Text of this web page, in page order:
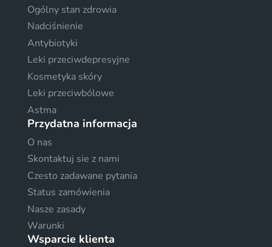
Ogólny stan zdrowia
Nadciśnienie
Antybiotyki
Leki przeciwdepresyjne
Kosmetyka skóry
Leki przeciwbólowe
Astma
Przydatna informacja
O nas
Skontaktuj sie z nami
Czesto zadawane pytania
Status zamówienia
Nasze zasady
Warunki
Wsparcie klienta